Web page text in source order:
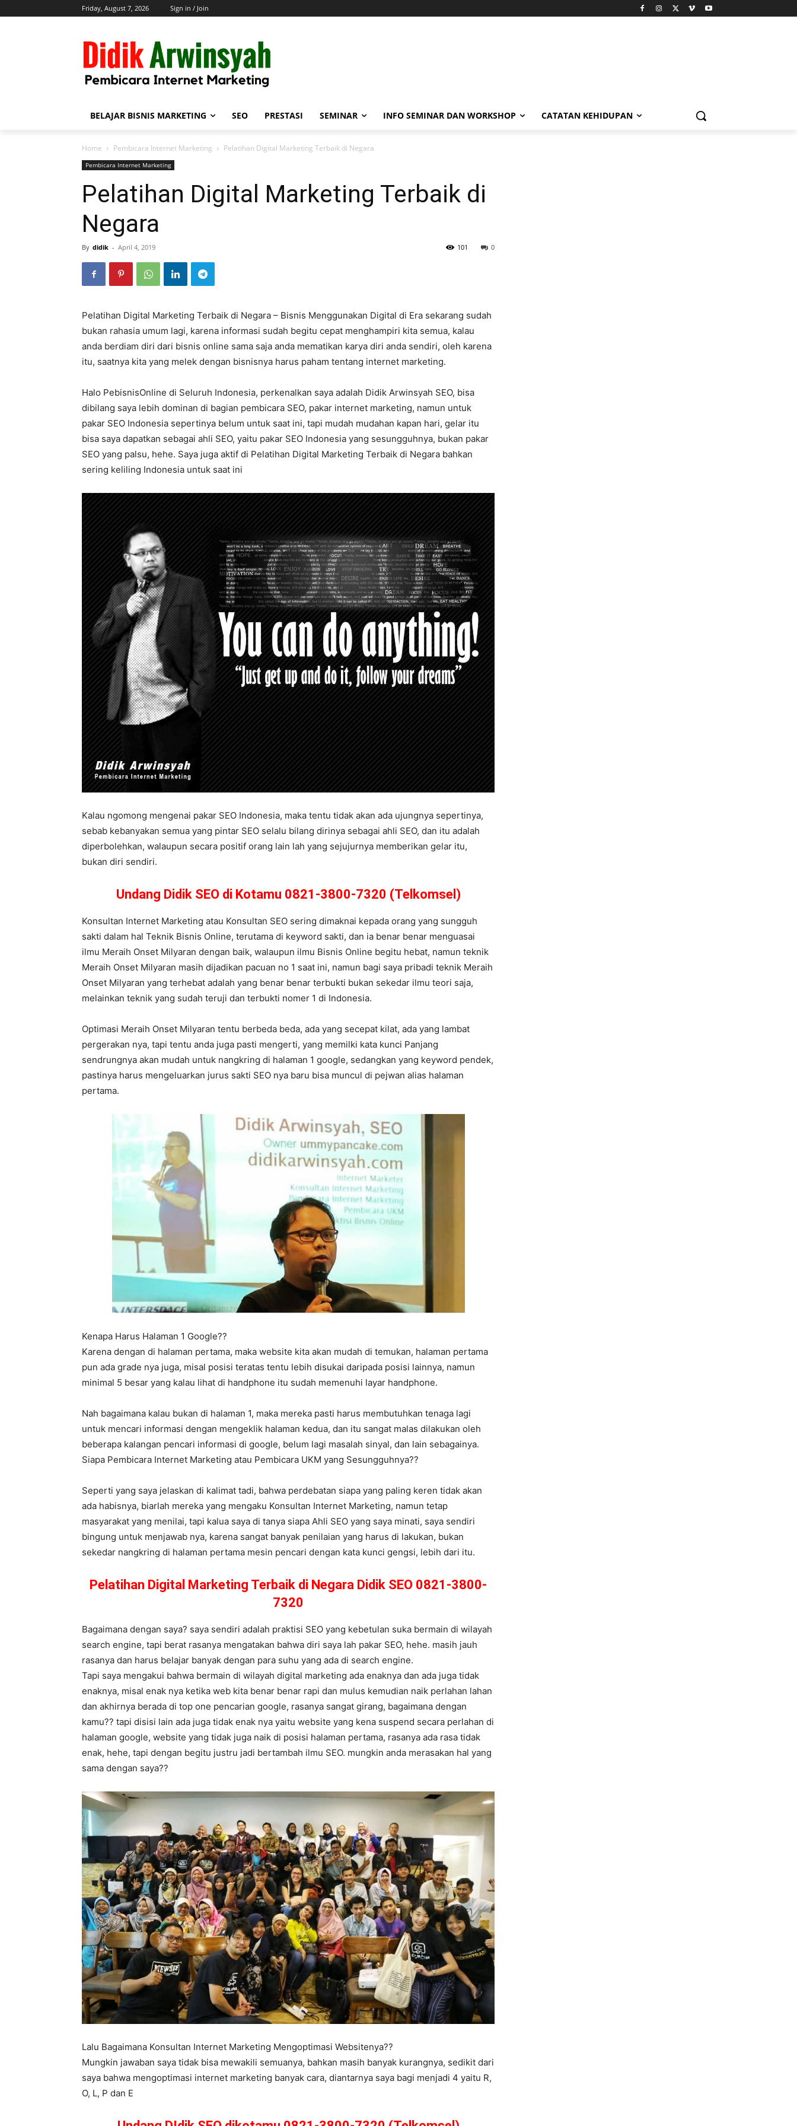
Friday, August 7, 2026 Sign in / Join
BELAJAR BISNIS MARKETING SEO PRESTASI SEMINAR INFO SEMINAR DAN WORKSHOP CATATAN KEHIDUPAN
Home Pembicara Internet Marketing Pelatihan Digital Marketing Terbaik di Negara
Pembicara Internet Marketing
Pelatihan Digital Marketing Terbaik di
Negara
By didik - April 4, 2019 0
101
Pelatihan Digital Marketing Terbaik di Negara – Bisnis Menggunakan Digital di Era sekarang sudah
bukan rahasia umum lagi, karena informasi sudah begitu cepat menghampiri kita semua, kalau
anda berdiam diri dari bisnis online sama saja anda mematikan karya diri anda sendiri, oleh karena
itu, saatnya kita yang melek dengan bisnisnya harus paham tentang internet marketing.
Halo PebisnisOnline di Seluruh Indonesia, perkenalkan saya adalah Didik Arwinsyah SEO, bisa
dibilang saya lebih dominan di bagian pembicara SEO, pakar internet marketing, namun untuk
pakar SEO Indonesia sepertinya belum untuk saat ini, tapi mudah mudahan kapan hari, gelar itu
bisa saya dapatkan sebagai ahli SEO, yaitu pakar SEO Indonesia yang sesungguhnya, bukan pakar
SEO yang palsu, hehe. Saya juga aktif di Pelatihan Digital Marketing Terbaik di Negara bahkan
sering keliling Indonesia untuk saat ini
Kalau ngomong mengenai pakar SEO Indonesia, maka tentu tidak akan ada ujungnya sepertinya,
sebab kebanyakan semua yang pintar SEO selalu bilang dirinya sebagai ahli SEO, dan itu adalah
diperbolehkan, walaupun secara positif orang lain lah yang sejujurnya memberikan gelar itu,
bukan diri sendiri.
Undang Didik SEO di Kotamu 0821-3800-7320 (Telkomsel)
Konsultan Internet Marketing atau Konsultan SEO sering dimaknai kepada orang yang sungguh
sakti dalam hal Teknik Bisnis Online, terutama di keyword sakti, dan ia benar benar menguasai
ilmu Meraih Onset Milyaran dengan baik, walaupun ilmu Bisnis Online begitu hebat, namun teknik
Meraih Onset Milyaran masih dijadikan pacuan no 1 saat ini, namun bagi saya pribadi teknik Meraih
Onset Milyaran yang terhebat adalah yang benar benar terbukti bukan sekedar ilmu teori saja,
melainkan teknik yang sudah teruji dan terbukti nomer 1 di Indonesia.
Optimasi Meraih Onset Milyaran tentu berbeda beda, ada yang secepat kilat, ada yang lambat
pergerakan nya, tapi tentu anda juga pasti mengerti, yang memilki kata kunci Panjang
sendrungnya akan mudah untuk nangkring di halaman 1 google, sedangkan yang keyword pendek,
pastinya harus mengeluarkan jurus sakti SEO nya baru bisa muncul di pejwan alias halaman
pertama.
Kenapa Harus Halaman 1 Google??
Karena dengan di halaman pertama, maka website kita akan mudah di temukan, halaman pertama
pun ada grade nya juga, misal posisi teratas tentu lebih disukai daripada posisi lainnya, namun
minimal 5 besar yang kalau lihat di handphone itu sudah memenuhi layar handphone.
Nah bagaimana kalau bukan di halaman 1, maka mereka pasti harus membutuhkan tenaga lagi
untuk mencari informasi dengan mengeklik halaman kedua, dan itu sangat malas dilakukan oleh
beberapa kalangan pencari informasi di google, belum lagi masalah sinyal, dan lain sebagainya.
Siapa Pembicara Internet Marketing atau Pembicara UKM yang Sesungguhnya??
Seperti yang saya jelaskan di kalimat tadi, bahwa perdebatan siapa yang paling keren tidak akan
ada habisnya, biarlah mereka yang mengaku Konsultan Internet Marketing, namun tetap
masyarakat yang menilai, tapi kalua saya di tanya siapa Ahli SEO yang saya minati, saya sendiri
bingung untuk menjawab nya, karena sangat banyak penilaian yang harus di lakukan, bukan
sekedar nangkring di halaman pertama mesin pencari dengan kata kunci gengsi, lebih dari itu.
Pelatihan Digital Marketing Terbaik di Negara Didik SEO 0821-3800-
7320
Bagaimana dengan saya? saya sendiri adalah praktisi SEO yang kebetulan suka bermain di wilayah
search engine, tapi berat rasanya mengatakan bahwa diri saya lah pakar SEO, hehe. masih jauh
rasanya dan harus belajar banyak dengan para suhu yang ada di search engine.
Tapi saya mengakui bahwa bermain di wilayah digital marketing ada enaknya dan ada juga tidak
enaknya, misal enak nya ketika web kita benar benar rapi dan mulus kemudian naik perlahan lahan
dan akhirnya berada di top one pencarian google, rasanya sangat girang, bagaimana dengan
kamu?? tapi disisi lain ada juga tidak enak nya yaitu website yang kena suspend secara perlahan di
halaman google, website yang tidak juga naik di posisi halaman pertama, rasanya ada rasa tidak
enak, hehe, tapi dengan begitu justru jadi bertambah ilmu SEO. mungkin anda merasakan hal yang
sama dengan saya??
Lalu Bagaimana Konsultan Internet Marketing Mengoptimasi Websitenya??
Mungkin jawaban saya tidak bisa mewakili semuanya, bahkan masih banyak kurangnya, sedikit dari
saya bahwa mengoptimasi internet marketing banyak cara, diantarnya saya bagi menjadi 4 yaitu R,
O, L, P dan E